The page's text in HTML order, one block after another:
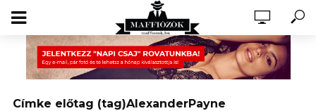
Címke előtag (tag)AlexanderPayne